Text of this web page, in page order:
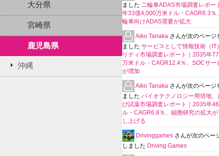
大分県
宮崎県
鹿児島県
沖縄
ました 二輪車ADAS市場調査レポー
年33億4,000万米ドル・CAGR6.3％
輪車向けADAS需要が拡大
Aiko Tanaka さんが次のページ
ました サービスとして情報技術（IT
リティ市場調査レポート｜2035年
万米ドル・CAGR12.4％、SOCサー
が増加
Aiko Tanaka さんが次のページ
ました バイオテクノロジー用培地、
び試薬市場調査レポート｜2035年
ル・CAGR6.8％、細胞研究の拡大
し上げる
Drivinggames さんが次のペー
しました Driving Games